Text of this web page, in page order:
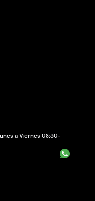
a Viernes 08:30-